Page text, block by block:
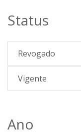
Status
Revogado
Vigente
Ano